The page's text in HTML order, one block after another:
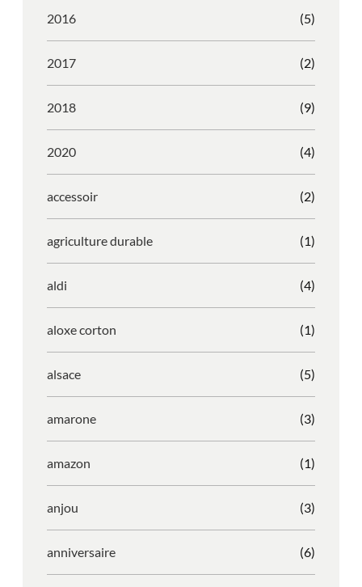
2016 (5)
2017 (2)
2018 (9)
2020 (4)
accessoir (2)
agriculture durable (1)
aldi (4)
aloxe corton (1)
alsace (5)
amarone (3)
amazon (1)
anjou (3)
anniversaire (6)